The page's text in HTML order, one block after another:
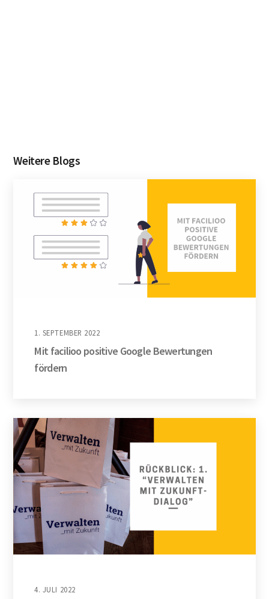
Weitere Blogs
1. SEPTEMBER 2022
Mit facilioo positive Google Bewertungen
fördern
4. JULI 2022